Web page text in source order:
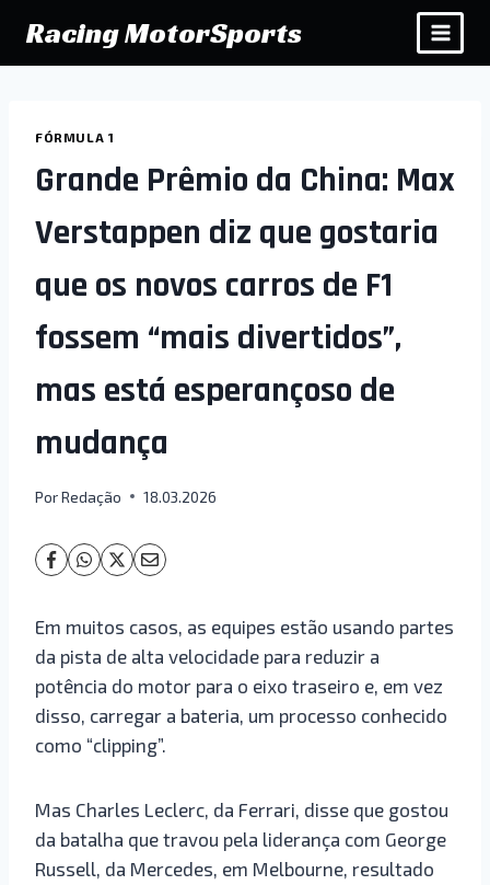
para
o
Racing MotorSports
FÓRMULA 1
Grande Prêmio da China: Max
Verstappen diz que gostaria
que os novos carros de F1
fossem “mais divertidos”,
mas está esperançoso de
mudança
PorRedação 18.03.2026
Em muitos casos, as equipes estão usando partes
da pista de alta velocidade para reduzir a
potência do motor para o eixo traseiro e, em vez
disso, carregar a bateria, um processo conhecido
como “clipping”.
Mas Charles Leclerc, da Ferrari, disse que gostou
da batalha que travou pela liderança com George
Russell, da Mercedes, em Melbourne, resultado